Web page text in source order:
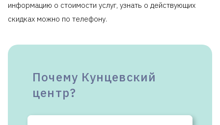
информацию о стоимости услуг, узнать о действующих
скидках можно по телефону.
Почему Кунцевский
центр?